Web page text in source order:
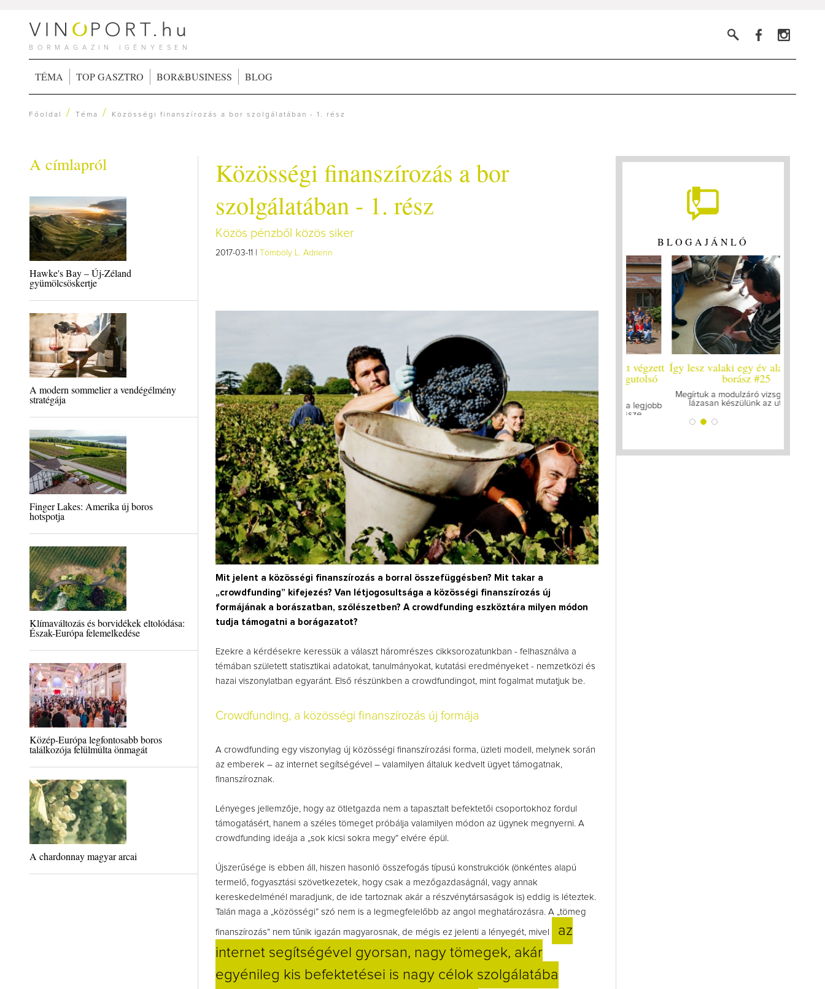
BORMAGAZIN IGÉNYESEN
TÉMA TOP GASZTRO BOR&BUSINESS BLOG
Főoldal /Téma / Közösségi finanszírozás a bor szolgálatában - 1. rész
A címlapról
Hawke's Bay – Új-Zéland
gyümölcsöskertje
A modern sommelier a vendégélmény
stratégája
Finger Lakes: Amerika új boros
hotspotja
Klímaváltozás és borvidékek eltolódása:
Észak-Európa felemelkedése
Közép-Európa legfontosabb boros
találkozója felülmúlta önmagát
A chardonnay magyar arcai
Közösségi finanszírozás a bor
szolgálatában - 1. rész
Közös pénzből közös siker
2017-03-11 | Tömböly L. Adrienn
Mit jelent a közösségi finanszírozás a borral összefüggésben? Mit takar a
„crowdfunding” kifejezés? Van létjogosultsága a közösségi finanszírozás új
formájának a borászatban, szőlészetben? A crowdfunding eszköztára milyen módon
tudja támogatni a borágazatot?
Ezekre a kérdésekre keressük a választ háromrészes cikksorozatunkban - felhasználva a
témában született statisztikai adatokat, tanulmányokat, kutatási eredményeket - nemzetközi és
hazai viszonylatban egyaránt. Első részünkben a crowdfundingot, mint fogalmat mutatjuk be.
Crowdfunding, a közösségi finanszírozás új formája
A crowdfunding egy viszonylag új közösségi finanszírozási forma, üzleti modell, melynek során
az emberek – az internet segítségével – valamilyen általuk kedvelt ügyet támogatnak,
finanszíroznak.
Lényeges jellemzője, hogy az ötletgazda nem a tapasztalt befektetői csoportokhoz fordul
támogatásért, hanem a széles tömeget próbálja valamilyen módon az ügynek megnyerni. A
crowdfunding ideája a „sok kicsi sokra megy” elvére épül.
Újszerűsége is ebben áll, hiszen hasonló összefogás típusú konstrukciók (önkéntes alapú
termelő, fogyasztási szövetkezetek, hogy csak a mezőgazdaságnál, vagy annak
kereskedelménél maradjunk, de ide tartoznak akár a részvénytársaságok is) eddig is léteztek.
Talán maga a „közösségi” szó nem is a legmegfelelőbb az angol meghatározásra. A „tömeg
finanszírozás” nem tűnik igazán magyarosnak, de mégis ez jelenti a lényegét, mivel
az
internet segítségével gyorsan, nagy tömegek, akár
egyénileg kis befektetései is nagy célok szolgálatába
BLOGAJÁNLÓ
Így lesz valaki egy év alatt végzett
borász #26 - tényleg a legutolsó
poszt
Az extra ráadás fotók mellett a legjobb
pillanatokat válogattam össze...
Így lesz valaki egy év alatt végzett
borász #25
Megírtuk a modulzáró vizsgákat, már
lázasan készülünk az utolsó...